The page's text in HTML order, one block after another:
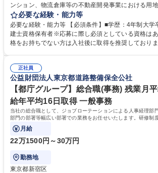
ンション、物流倉庫等の不動産開発事業における用
貸運営、売却、仲介・活用提案等を行う営業部門に
いただきます。 【詳細】・契約書管理、契約書製本、捺印対応、ファイリ
ング、登記簿取得、調書取得・支払業務（各種費用
求・支払データ登録、取引先マスター申請対応）・
の他に担当頂く業務が発生する場合があります。 募集職種 【営業事務】
業務職/三井物産グループ/平均残業時間10H/完全週休
必要な経験・能力等
必要な経験・能力等 【必須条件】■学歴：4年制大学
建士資格保有者※応募に際し必須としている資格は
格をお持ちでない方は入社後に取得を推奨しており
ション力がある方。 ・チャレンジを厭わず、粘り強
方。多様な関係者と謙虚に信頼関係を構築でき、期
ール管理が出来る方。※将来的に他部署（営業部門
へのジョブローテーションの可能性があります。 学歴・資格 学歴：大学
院 大学 語学力： 資格：宅地建物取引士
正社員
公益財団法人東京都道路整備保全公社
【都庁グループ】総合職(事務) 残業月
給年平均16日取得 一般事務
当社の総合職として、ジョブローテーションによる人事経理部
部門の部署等幅広い部署での業務をお任せいたします。研修制
ております！ ※下記業務詳細
月給
22万1500円～30万円
勤務地
東京都新宿区